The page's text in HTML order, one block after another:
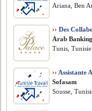
Ariana, Ben
›› Des
Arab
Tunis, Tunisie
›› Assistante
Sofasam
Sousse,